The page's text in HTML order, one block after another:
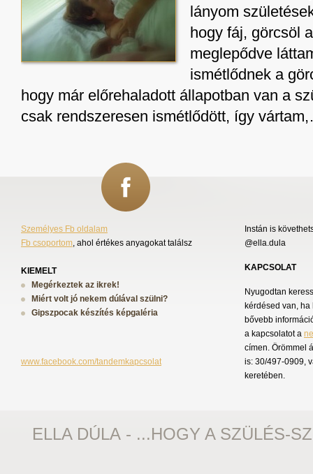
lányom
hogy fáj, görcsöl
meglepődve
ismétlődnek a
hogy már előrehaladott állapotban van a
csak rendszeresen ismétlődött, így
Személyes Fb oldalam
Fb csoportom, ahol értékes anyagokat találsz
KIEMELT
Megérkeztek az ikrek!
Miért volt jó nekem dúlával szülni?
Gipszpocak készítés képgaléria
www.facebook.com/tandemkapcsolat
Instán is
@ella.dula
KAPCSOLAT
Nyugodtan
kérdésed van,
bővebb
a kapcsolatot a
címen. Örömmel
is: 30/497-0909,
keretében.
ELLA DÚLA - ...HOGY A SZÜLÉS-